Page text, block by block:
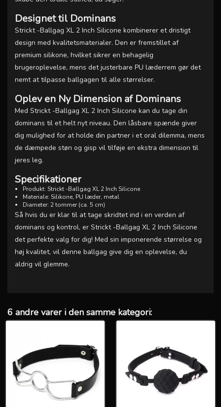
Designet til Dominans
Strickt -Ballgag XL 2 Inch Silicone kombinerer et dristigt
design med kvalitetsmaterialer. Den er fremstillet af
premium silikone, hvilket sikrer en behagelig
brugeroplevelse, mens det justerbare PU læderrem gør det
nemt at tilpasse ballgagen til alle størrelser.
Oplev en Ny Dimension af Dominans
Med Strickt -Ballgag XL 2 Inch Silicone kan du tage din
dominans til et helt nyt niveau. Den låsbare spænde giver
dig mulighed for at holde din partner i et oral dilemma, mens
de dæmpede støn og gisp vil tilføje en ekstra dimension til
jeres leg.
Specifikationer
Produkt: Strickt -Ballgag XL 2 Inch Silicone
Materiale: Silikone, PU læder, metal
Diameter: 2 tommer (ca. 5 cm)
Så hvis du er klar til at tage skridtet ind i en verden af
dominans og kontrol, er Strickt -Ballgag XL 2 Inch Silicone
det perfekte valg for dig! Med sin imponerende størrelse og
høj kvalitet, vil denne ballgag give dig en oplevelse, du
aldrig vil glemme.
6 andre varer i den samme kategori: